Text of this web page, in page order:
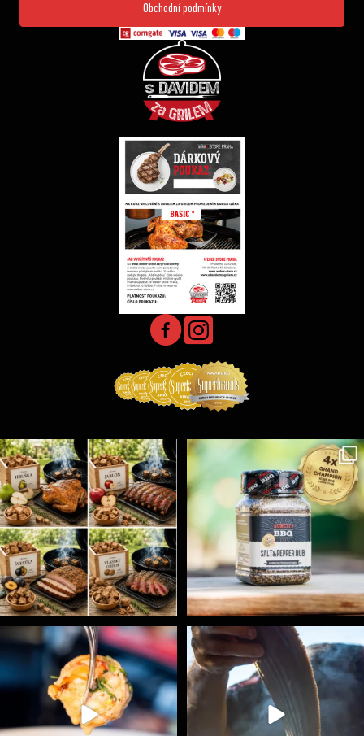
Obchodní podmínky
Udící špalíky - BORN TO SMOKE - různé druhy k...
6 0
Koření Suncity – autentická BBQ chuť u vás doma!...
1 0
Spoustu podobných triků, které vám usnadní nejenom...
9 0
Ryba na grilu je opravdu rychlá, a stejně tak...